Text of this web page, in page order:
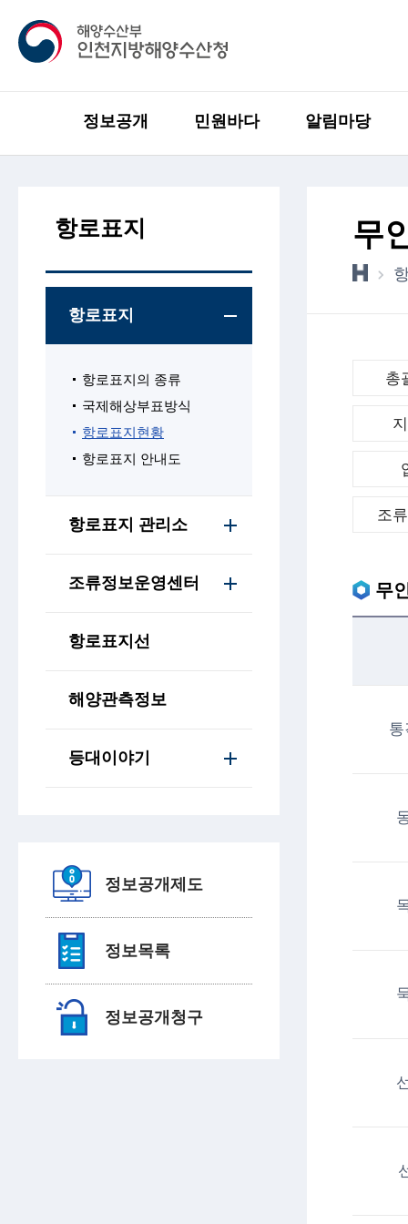
정보공개 민원바다 알림마당
항로표지
항로표지
항로표지의 종류
국제해상부표방식
항로표지현황
항로표지 안내도
항로표지 관리소
조류정보운영센터
항로표지선
해양관측정보
등대이야기
정보공개제도
정보목록
정보공개청구
무
총
조
무
통